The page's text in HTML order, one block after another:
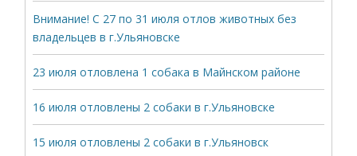
Внимание! С 27 по 31 июля отлов животных без
владельцев в г.Ульяновске
23 июля отловлена 1 собака в Майнском районе
16 июля отловлены 2 собаки в г.Ульяновске
15 июля отловлены 2 собаки в г.Ульяновск